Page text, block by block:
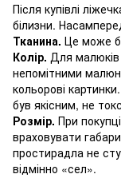
Після купівлі
білизни.
Тканина. Це може
Колір. Для малюків
непомітними
кольорові
був якісним, не
Розмір. При
враховувати
простирадла не
відмінно «сел».